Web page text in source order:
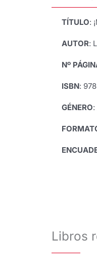
TÍTULO:
AUTOR:
Nº
ISBN:
GÉNERO
Libros